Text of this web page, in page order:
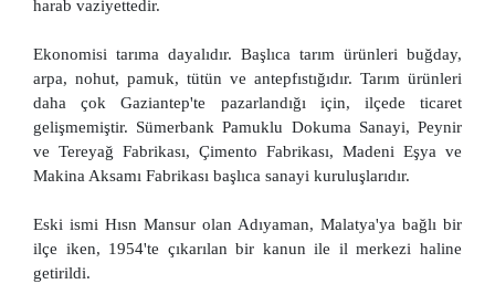
harab vaziyettedir.
Ekonomisi tarıma dayalıdır. Başlıca tarım ürünleri buğday,
arpa, nohut, pamuk, tütün ve antepfıstığıdır. Tarım ürünleri
daha çok Gaziantep'te pazarlandığı için, ilçede ticaret
gelişmemiştir. Sümerbank Pamuklu Dokuma Sanayi, Peynir
ve Tereyağ Fabrikası, Çimento Fabrikası, Madeni Eşya ve
Makina Aksamı Fabrikası başlıca sanayi kuruluşlarıdır.
Eski ismi Hısn Mansur olan Adıyaman, Malatya'ya bağlı bir
ilçe iken, 1954'te çıkarılan bir kanun ile il merkezi haline
getirildi.